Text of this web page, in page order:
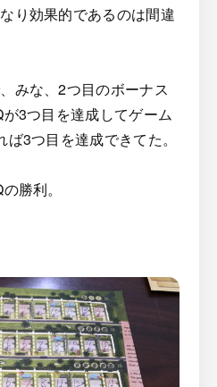
り効果的であるのは間違
みな、2つ目のボーナス
3つ目を達成してゲーム
3つ目を達成できてた。
勝利。